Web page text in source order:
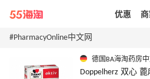
带你去官网买正品
优惠
#PharmacyOnline中文网
德国BA海淘药房中
Doppelherz 双心